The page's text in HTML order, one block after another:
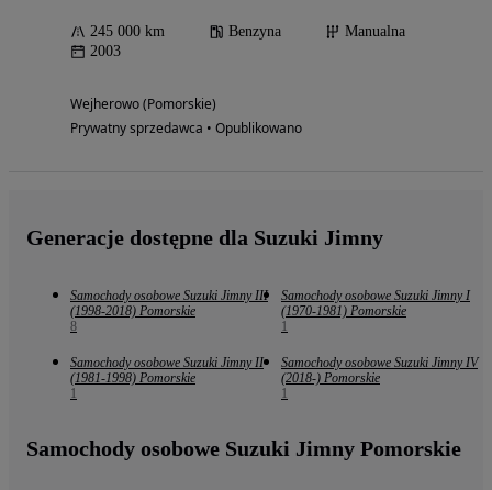
245 000 km Benzyna
Manualna
2003
Wejherowo (Pomorskie)
Prywatny sprzedawca • Opublikowano
Generacje dostępne dla Suzuki Jimny
Samochody osobowe Suzuki Jimny III
(1998-2018) Pomorskie
8
Samochody osobowe Suzuki Jimny I
(1970-1981) Pomorskie
1
Samochody osobowe Suzuki Jimny II
(1981-1998) Pomorskie
1
Samochody osobowe Suzuki Jimny IV
(2018-) Pomorskie
1
Samochody osobowe Suzuki Jimny Pomorskie